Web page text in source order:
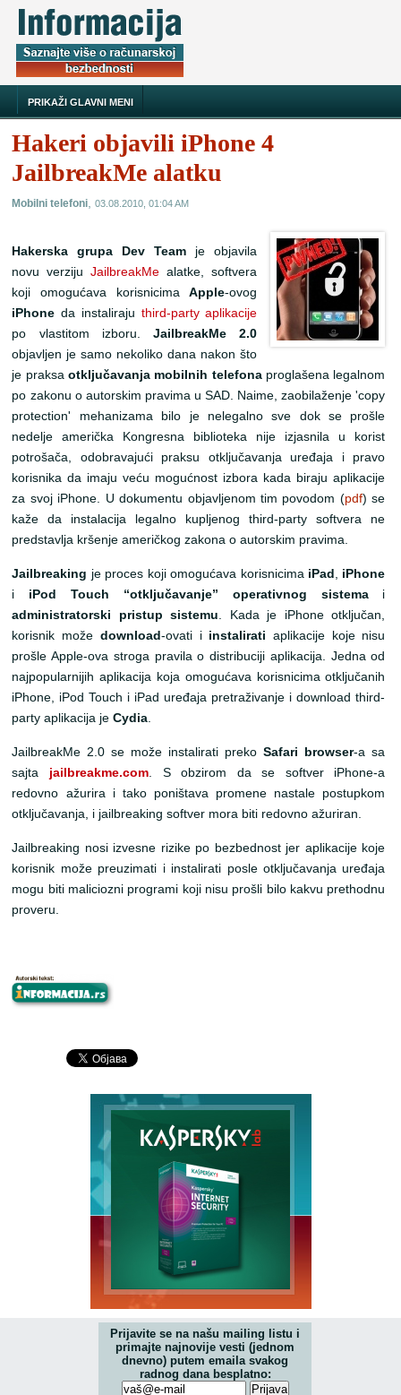
PRIKAŽI GLAVNI MENI
Hakeri objavili iPhone 4
JailbreakMe alatku
Mobilni telefoni,03.08.2010, 01:04 AM
Hakerska grupa Dev Team je objavila
novu verzijuJailbreakMe alatke, softvera
koji omogućava korisnicimaApple-ovog
iPhone da instaliraju third-party aplikacije
po vlastitom izboru.JailbreakMe 2.0
objavljen je samo nekoliko dana nakon što
je praksaotključavanja mobilnih telefonaproglašena legalnom
po zakonu o autorskim pravima u SAD. Naime, zaobilaženje 'copy
protection' mehanizama bilo je nelegalno sve dok se prošle
nedelje američka Kongresna biblioteka nije izjasnila u korist
potrošača, odobravajući praksu otključavanja uređaja i pravo
korisnika da imaju veću mogućnost izbora kada biraju aplikacije
za svoj iPhone. U dokumentu objavljenom tim povodom (pdf) se
kaže da instalacija legalno kupljenog third-party softvera ne
predstavlja kršenje američkog zakona o autorskim pravima.
Jailbreaking je proces koji omogućava korisnicima iPad , iPhone
i iPod Touch “otključavanje” operativnog sistemai
administratorski pristup sistemu. Kada je iPhone otključan,
korisnik može download -ovati i instalirati aplikacije koje nisu
prošle Apple-ova stroga pravila o distribuciji aplikacija. Jedna od
najpopularnijih aplikacija koja omogućava korisnicima otključanih
iPhone, iPod Touch i iPad uređaja pretraživanje i download third-
party aplikacija jeCydia.
JailbreakMe 2.0 se može instalirati prekoSafari browser-a sa
sajta jailbreakme.com. S obzirom da se softver iPhone-a
redovno ažurira i tako poništava promene nastale postupkom
otključavanja, i jailbreaking softver mora biti redovno ažuriran.
Jailbreaking nosi izvesne rizike po bezbednost jer aplikacije koje
korisnik može preuzimati i instalirati posle otključavanja uređaja
mogu biti maliciozni programi koji nisu prošli bilo kakvu prethodnu
proveru.
Prijavite se na našu mailing listu i
primajte najnovije vesti (jednom
dnevno) putem emaila svakog
radnog dana besplatno: